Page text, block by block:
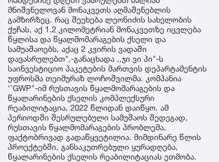
მნიშვნელოვან მონაკვეთს აღმაშენებლის
გამზირზეც. რაც შეეხება ლეონიძის სახელობის
ქუჩას, აქ 1.2 კილომეტრიან მონაკვეთზე იცვლება
წყლისა და წყალმომარაგების ქსელი და
სამუაშაოებს, აქაც 2 კვირის ვადაში
დავასრულებთ",-განაცხადა ,,ჯი ვი პი"-ს
საინვესტიციო პაკეტების მართვის დეპარტამენტის
უფროსმა თეიმურაზ ლოჩოშვილმა. კომპანია
‘’GWP"-იმ რუსთავის წყალმომარაგების და
წყალარინების ქსელის კომპლექსური
რეაბილიტაცია, 2022 წლიდან დაიწყო. ამ
პერიოდში შესრულებული სამუშაოს შედეგად,
რუსთავის წყალმომარაგების პრობლემა,
ფაქტობრივად გადაწყვეტილია. მიმდინარე წლის
პროექტებში, განსაკუთრებული ყურადღება,
წყალარინების ქსელის რეაბილიტაციას ეთმობა.